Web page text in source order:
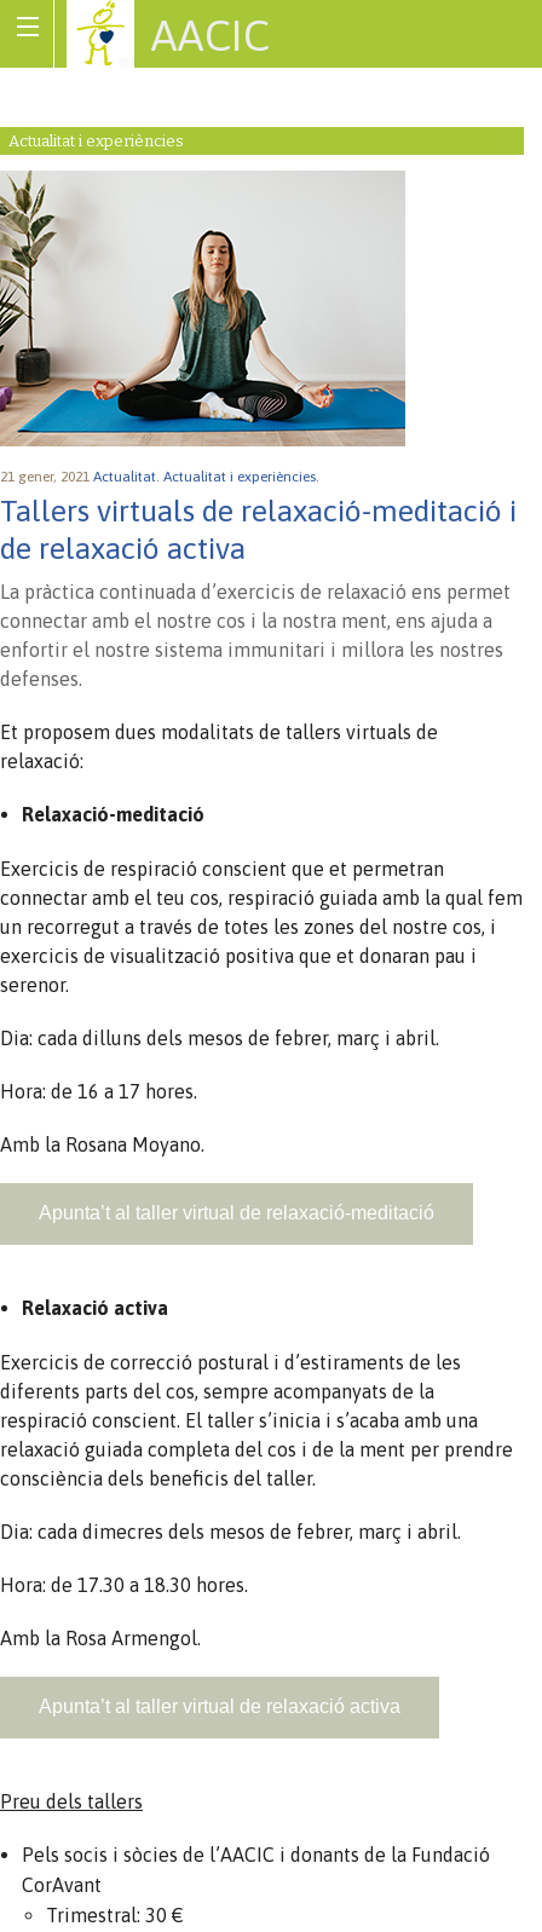
AACIC
Actualitat i experiències
21 gener, 2021 Actualitat. Actualitat i experiències.
Tallers virtuals de relaxació-meditació i
de relaxació activa
La pràctica continuada d’exercicis de relaxació ens permet
connectar amb el nostre cos i la nostra ment, ens ajuda a
enfortir el nostre sistema immunitari i millora les nostres
defenses.
Et proposem dues modalitats de tallers virtuals de
relaxació:
Relaxació-meditació
Exercicis de respiració conscient que et permetran
connectar amb el teu cos, respiració guiada amb la qual fem
un recorregut a través de totes les zones del nostre cos, i
exercicis de visualització positiva que et donaran pau i
serenor.
Dia: cada dilluns dels mesos de febrer, març i abril.
Hora: de 16 a 17 hores.
Amb la Rosana Moyano.
Apunta’t al taller virtual de relaxació-meditació
Relaxació activa
Exercicis de correcció postural i d’estiraments de les
diferents parts del cos, sempre acompanyats de la
respiració conscient. El taller s’inicia i s’acaba amb una
relaxació guiada completa del cos i de la ment per prendre
consciència dels beneficis del taller.
Dia: cada dimecres dels mesos de febrer, març i abril.
Hora: de 17.30 a 18.30 hores.
Amb la Rosa Armengol.
Apunta’t al taller virtual de relaxació activa
Preu dels tallers
Pels socis i sòcies de l’AACIC i donants de la Fundació
CorAvant
Trimestral: 30 €